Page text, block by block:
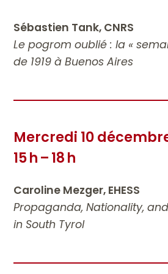
Sébastien Tank, CNRS
Le pogrom oublié : la «
de 1919 à Buenos Aires
Mercredi 10
15 h – 18 h
Caroline Mezger, EHESS
Propaganda, Nationality, and
in South Tyrol